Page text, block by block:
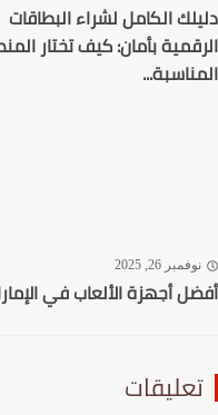
الكامل لشراء البطاقات
بأمان: كيف تختار المنصة
26, 2025
أجهزة الألعاب في الإمارات